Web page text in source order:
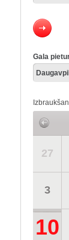
Gala
27
3
10